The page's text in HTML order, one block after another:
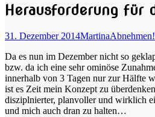
Herausforderung für
31. Dezember 2014MartinaAbnehmen!
Da es nun im Dezember nicht so
bzw. da ich eine sehr ominöse
innerhalb von 3 Tagen nur zur Hälfte
ist es Zeit mein Konzept zu
disziplnierter, planvoller und wirklich
und mich auch dran zu halten…